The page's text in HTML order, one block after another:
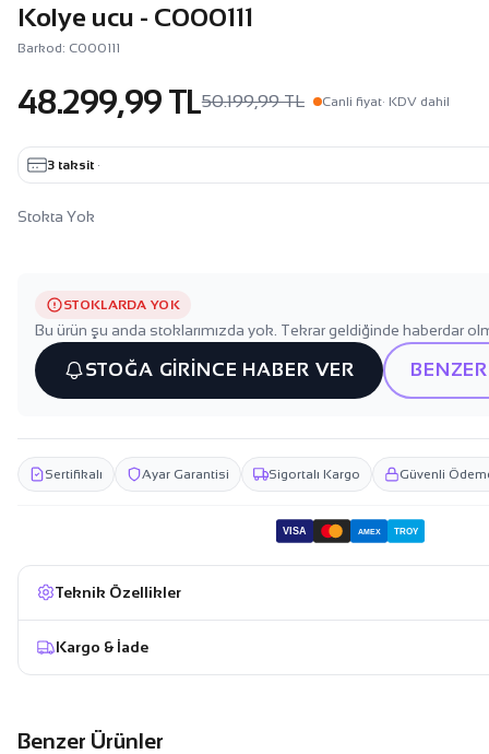
Kolye ucu - C000111
Barkod: C000111
48.299,99 TL50.199,99 TL Canli fiyat· KDV dahil
3 taksit ·
Stokta Yok
STOKLARDA YOK
Bu ürün şu anda stoklarımızda yok. Tekrar geldiğinde haberdar
STOĞA GİRİNCE HABER VER
Sertifikalı Ayar Garantisi Sigortalı Kargo Güvenli
VISA AMEX TROY
Teknik Özellikler
Kargo & İade
Benzer Ürünler
53.249,99 TL